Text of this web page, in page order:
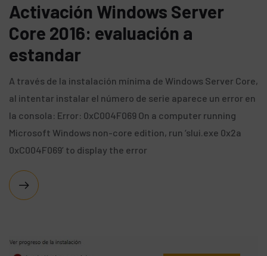
Activación Windows Server
Core 2016: evaluación a
estandar
A través de la instalación mínima de Windows Server Core,
al intentar instalar el número de serie aparece un error en
la consola: Error: 0xC004F069 On a computer running
Microsoft Windows non-core edition, run ‘slui.exe 0x2a
0xC004F069’ to display the error